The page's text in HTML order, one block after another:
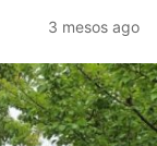
3 mesos ago